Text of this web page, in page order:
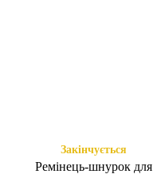
Закінчується
Ремінець-шнурок для